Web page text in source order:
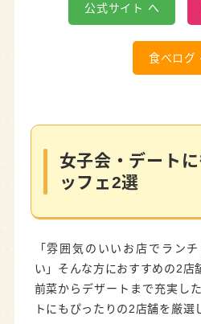
公式サイト へ
食べログ
女子会・デート
ッフェ2選
「雰囲気のいいお店でラン
い」そんな方におすすめの2店
前菜からデザートまで充実し
トにもぴったりの2店舗を厳選